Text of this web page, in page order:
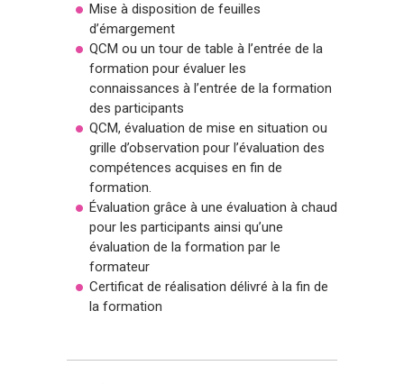
Mise à disposition de feuilles
d’émargement
QCM ou un tour de table à l’entrée de la
formation pour évaluer les
connaissances à l’entrée de la formation
des participants
QCM, évaluation de mise en situation ou
grille d’observation pour l’évaluation des
compétences acquises en fin de
formation.
Évaluation grâce à une évaluation à chaud
pour les participants ainsi qu’une
évaluation de la formation par le
formateur
Certificat de réalisation délivré à la fin de
la formation